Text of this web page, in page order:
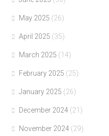
May 2025 (26)
April 2025 (35)
March 2025 (14)
February 2025 (25)
January 2025 (26)
December 2024 (21)
November 2024 (29)